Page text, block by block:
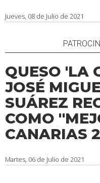
Jueves, 08 de Julio de 2021
QUESO 'LA
JOSÉ
SUÁREZ
COMO
CANARIAS
Martes, 06 de Julio de 2021